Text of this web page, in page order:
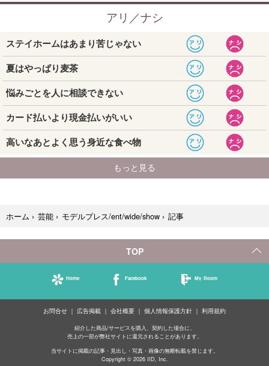
ホーム › 芸能 › モデルプレス/ent/wide/show › 記事
TOP
Home Facebook My Room
お問合せ 広告掲載 会社概要 個人情報保護方針 利用規約
紹介した商品/サービスを購入、契約した場合に、
売上の一部が弊社サイトに還元されることがあります。
当サイトに掲載の記事・見出し・写真・画像の無断転載を禁じます。
Copyright © 2026 IID, Inc.